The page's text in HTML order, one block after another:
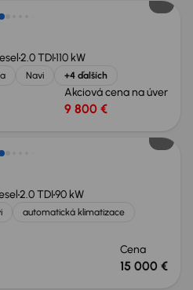
2.0 TDI110 kW
Navi +4 ďalších
Akciová cena na úver
9 800 €
2.0 TDI90 kW
automatická klimatizace
Cena
15 000 €